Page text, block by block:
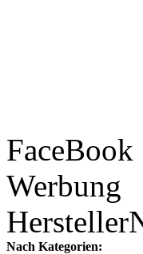
FaceBook
Werbung
Nach Kategorien: